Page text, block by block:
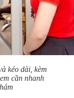
kéo dài, kèm
cần nhanh